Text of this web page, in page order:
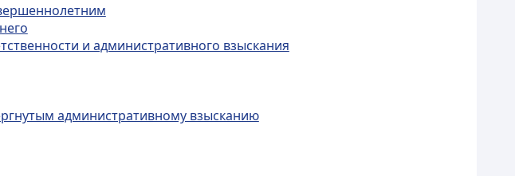
и административного взыскания
административному взысканию